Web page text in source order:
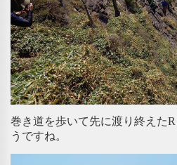
巻き道を歩いて先に渡り終えた
うですね。